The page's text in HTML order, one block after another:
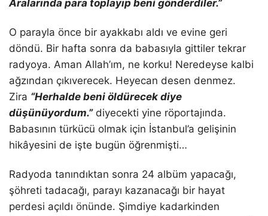
Aralarında para toplayıp beni gönderdiler.”
O parayla önce bir ayakkabı aldı ve evine geri
döndü. Bir hafta sonra da babasıyla gittiler tekrar
radyoya. Aman Allah’ım, ne korku! Neredeyse kalbi
ağzından çıkıverecek. Heyecan desen denmez.
Zira “Herhalde beni öldürecek diye
düşünüyordum.”diyecekti yine röportajında.
Babasının türkücü olmak için İstanbul’a gelişinin
hikâyesini de işte bugün öğrenmişti…
Radyoda tanındıktan sonra 24 albüm yapacağı,
şöhreti tadacağı, parayı kazanacağı bir hayat
perdesi açıldı önünde. Şimdiye kadarkinden